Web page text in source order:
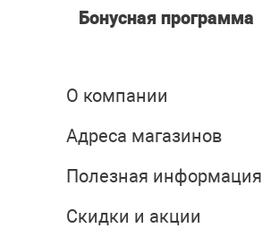
Бонусная программа
О компании
Адреса магазинов
Полезная информация
Скидки и акции